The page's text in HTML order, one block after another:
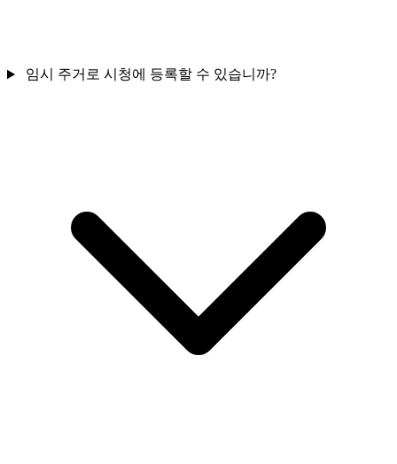
임시 주거로 시청에 등록할 수 있습니까?